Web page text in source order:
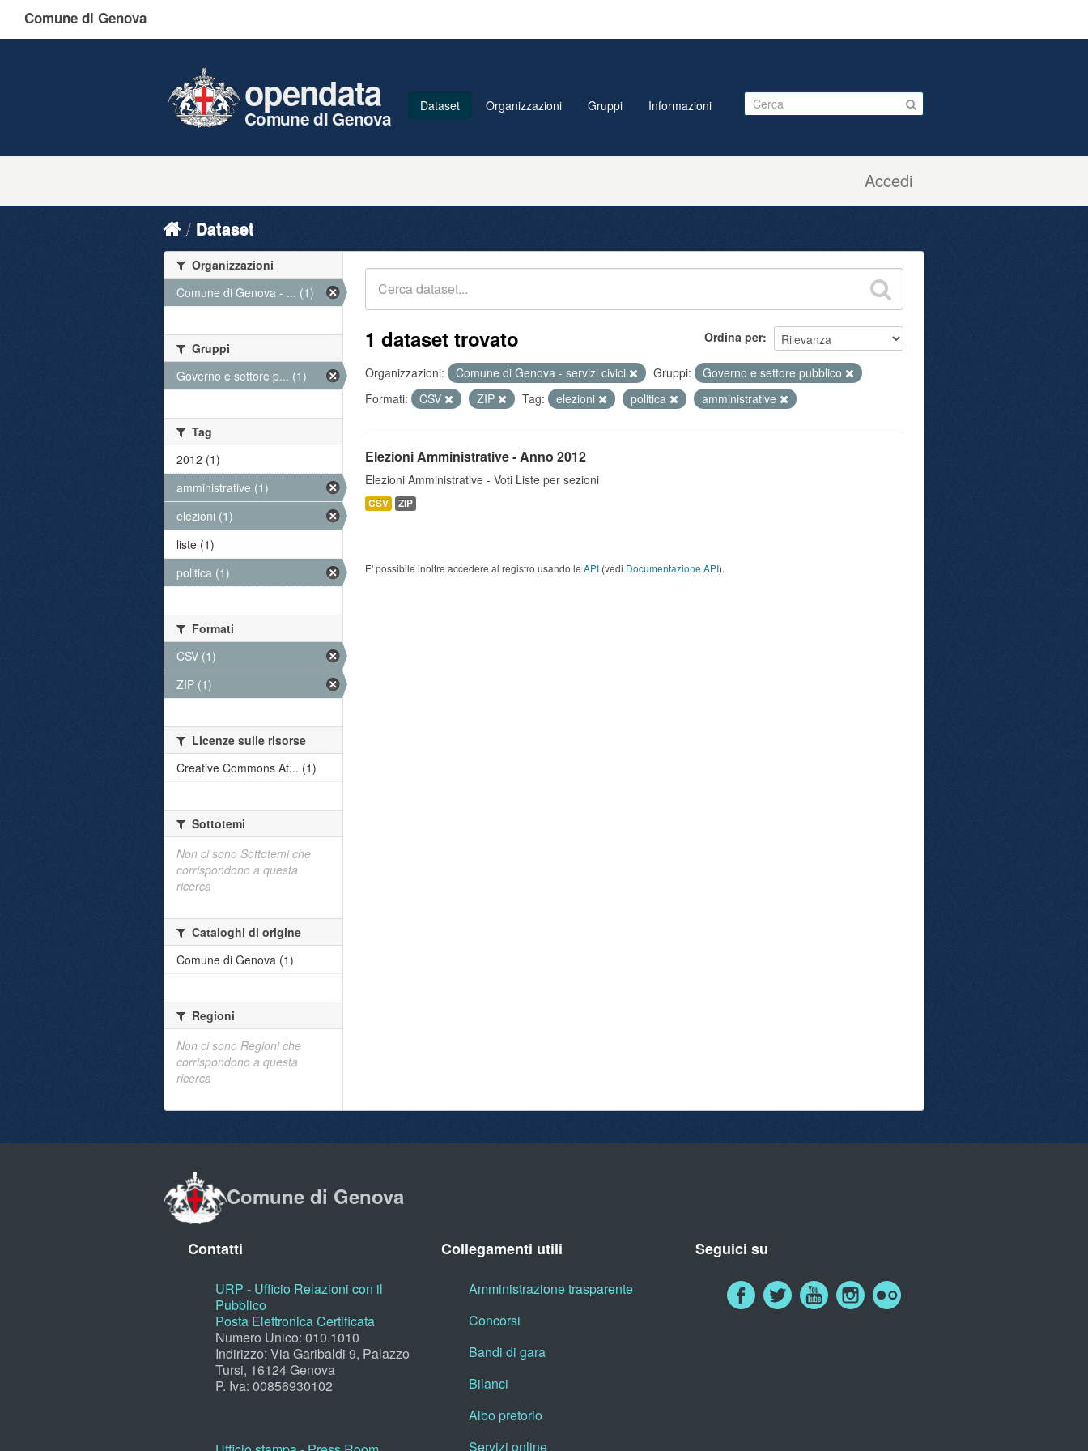
Comune di Genova
Accedi
opendata
Comune di Genova
Dataset Organizzazioni Gruppi Informazioni
Dataset
Ordina per
1 dataset trovato
Organizzazioni: Comune di Genova - servizi civici Gruppi:
Governo e settore pubblico
Formati:
CSV ZIP Tag: elezioni politica amministrative
Elezioni Amministrative - Anno 2012
Elezioni Amministrative - Voti Liste per sezioni
CSV ZIP
E' possibile inoltre accedere al registro usando le API (vedi Documentazione API).
Organizzazioni
Comune di Genova - ... (1)
Gruppi
Governo e settore p... (1)
Tag
2012 (1)
amministrative (1)
elezioni (1)
liste (1)
politica (1)
Formati
CSV (1)
ZIP (1)
Licenze sulle risorse
Creative Commons At... (1)
Sottotemi
Non ci sono Sottotemi che
corrispondono a questa
ricerca
Cataloghi di origine
Comune di Genova (1)
Regioni
Non ci sono Regioni che
corrispondono a questa
ricerca
Comune di Genova
Contatti
URP - Ufficio Relazioni con il
Pubblico
Posta Elettronica Certificata
Numero Unico: 010.1010
Indirizzo: Via Garibaldi 9, Palazzo
Tursi, 16124 Genova
P. Iva: 00856930102
Collegamenti utili
Amministrazione trasparente
Concorsi
Bandi di gara
Bilanci
Albo pretorio
Servizi online
Seguici su